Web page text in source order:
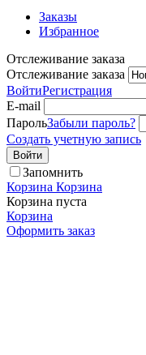
Заказы
Избранное
Отслеживание заказа
Отслеживание заказа
ВойтиРегистрация
E-mail
ПарольЗабыли пароль?
Создать учетную запись
Войти
Запомнить
Корзина Корзина
Корзина пуста
Корзина
Оформить заказ